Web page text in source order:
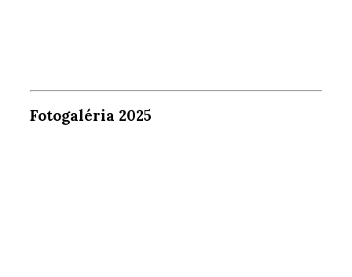
Fotogaléria 2025